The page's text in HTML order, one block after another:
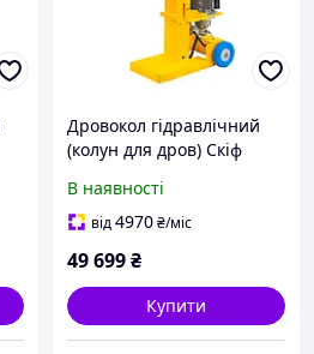
Дровокол гідравлічний
(колун для дров) Скіф
В наявності
від4970₴/міс
49 699₴
Купити